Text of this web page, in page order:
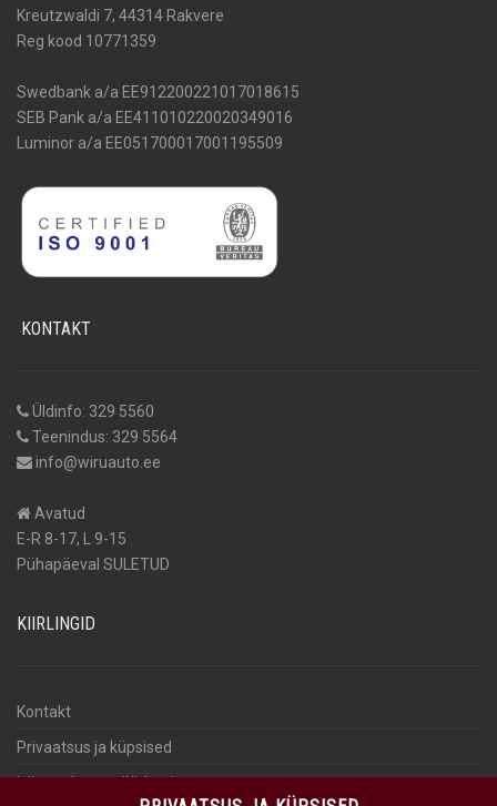
Kreutzwaldi 7, 44314 Rakvere
Reg kood 10771359
Swedbank a/a EE912200221017018615
SEB Pank a/a EE411010220020349016
Luminor a/a EE051700017001195509
KONTAKT
Üldinfo: 329 5560
Teenindus: 329 5564
info@wiruauto.ee
Avatud
E-R 8-17, L 9-15
Pühapäeval SULETUD
KIIRLINGID
Kontakt
Privaatsus ja küpsised
Isikuandmete töötlemine